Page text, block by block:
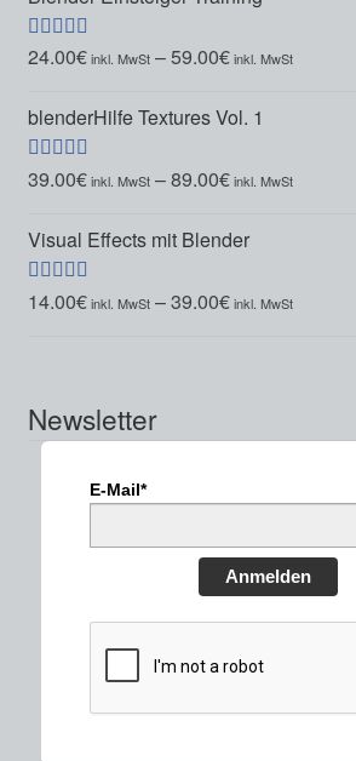
Bewertet mit
24.00€ –59.00€
blenderHilfe Textures Vol. 1
Bewertet mit
39.00€ –89.00€
Visual Effects mit Blender
Bewertet mit
14.00€ –39.00€
Newsletter
E-Mail*
Anmelden